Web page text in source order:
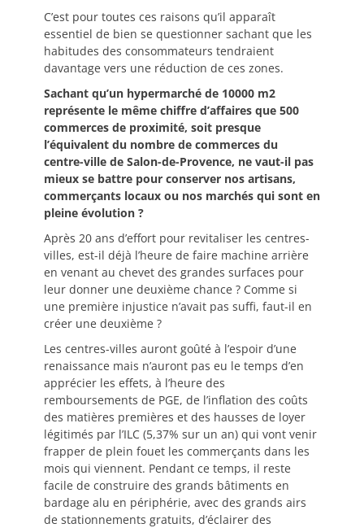
C’est pour toutes ces raisons qu’il apparaît
essentiel de bien se questionner sachant que les
habitudes des consommateurs tendraient
davantage vers une réduction de ces zones.
Sachant qu’un hypermarché de 10000 m2
représente le même chiffre d’affaires que 500
commerces de proximité, soit presque
l’équivalent du nombre de commerces du
centre-ville de Salon-de-Provence, ne vaut-il pas
mieux se battre pour conserver nos artisans,
commerçants locaux ou nos marchés qui sont en
pleine évolution ?
Après 20 ans d’effort pour revitaliser les centres-
villes, est-il déjà l’heure de faire machine arrière
en venant au chevet des grandes surfaces pour
leur donner une deuxième chance ? Comme si
une première injustice n’avait pas suffi, faut-il en
créer une deuxième ?
Les centres-villes auront goûté à l’espoir d’une
renaissance mais n’auront pas eu le temps d’en
apprécier les effets, à l’heure des
remboursements de PGE, de l’inflation des coûts
des matières premières et des hausses de loyer
légitimés par l’ILC (5,37% sur un an) qui vont venir
frapper de plein fouet les commerçants dans les
mois qui viennent. Pendant ce temps, il reste
facile de construire des grands bâtiments en
bardage alu en périphérie, avec des grands airs
de stationnements gratuits, d’éclairer des